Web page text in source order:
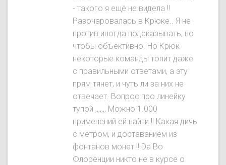
- такого я ещё не видела !!
Разочаровалась в Крюке.. Я не
против иногда подсказывать, но
чтобы объективно. Ho Крюк
некоторые команды топит даже
с правильными ответами, а эту
прям тянет, и чуть ли за них не
отвечает. Вопрос про линейку
тупой ,,,,,,, Можно 1.000
применений ей найти !! Какая дичь
с метром, и доставанием из
фонтанов монет !! Da Во
Флоренции никто не в курсе о